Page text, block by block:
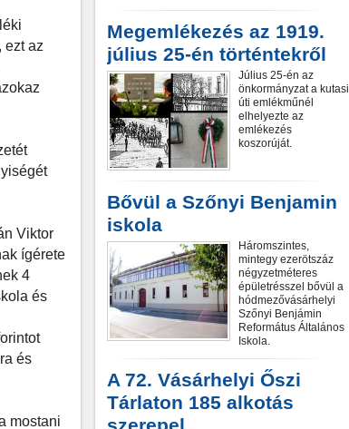
ezt az
Viktor
ígérete
4
és
és
mostani
Megemlékezés az 1919.
július 25-én történtekről
Július 25-én az
önkormányzat a kutasi
úti emlékműnél
elhelyezte az
emlékezés
koszorúját.
Bővül a Szőnyi Benjamin
iskola
Háromszintes,
mintegy ezerötszáz
négyzetméteres
épületrésszel bővül a
hódmezővásárhelyi
Szőnyi Benjámin
Református Általános
Iskola.
A 72. Vásárhelyi Őszi
Tárlaton 185 alkotás